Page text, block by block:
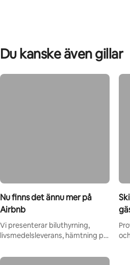
Du kanske även gillar
Nu finns det ännu mer på
Airbnb
Vi presenterar biluthyrning,
livsmedelsleverans, hämtning på
mera.